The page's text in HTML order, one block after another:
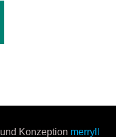
und Konzeption merryll